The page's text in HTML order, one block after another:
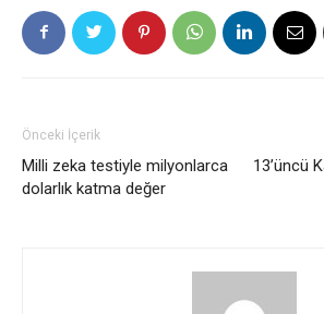
Önceki İçerik
Milli zeka testiyle milyonlarca
dolarlık katma değer
13’üncü